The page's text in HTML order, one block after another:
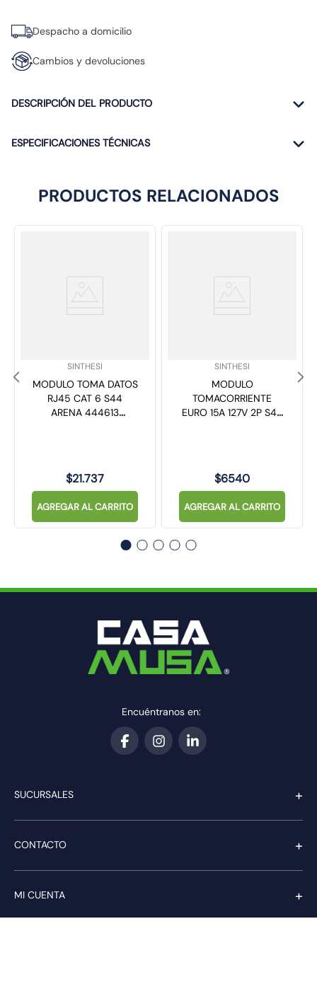
Despacho a domicilio
Cambios y devoluciones
DESCRIPCIÓN DEL PRODUCTO
ESPECIFICACIONES TÉCNICAS
PRODUCTOS RELACIONADOS
SINTHESI
MODULO TOMA DATOS
RJ45 CAT 6 S44
ARENA 444613
$21.737
AGREGAR AL CARRITO
SINTHESI
MODULO
TOMACORRIENTE
EURO 15A 127V 2P S44
$6540
AGREGAR AL CARRITO
Encuéntranos en:
SUCURSALES +
CONTACTO +
MI CUENTA +